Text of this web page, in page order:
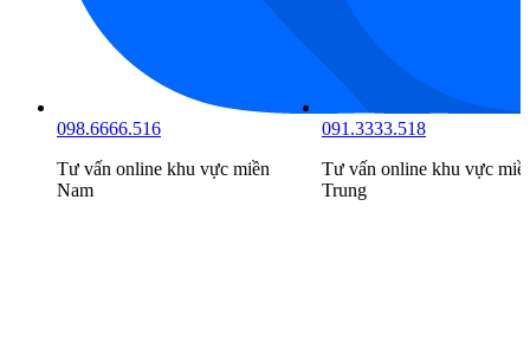
098.6666.516
Tư vấn online khu vực miền
Nam
091.3333.518
Tư vấn online khu vực
Trung